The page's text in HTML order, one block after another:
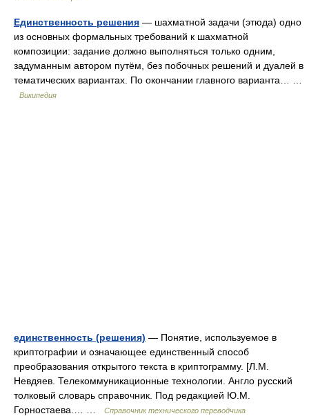
Единственность решения — шахматной задачи (этюда) одно
из основных формальных требований к шахматной
композиции: задание должно выполняться только одним,
задуманным автором путём, без побочных решений и дуалей в
тематических вариантах. По окончании главного варианта… …
Википедия
единственность (решения) — Понятие, используемое в
криптографии и означающее единственный способ
преобразования открытого текста в криптограмму. [Л.М.
Невдяев. Телекоммуникационные технологии. Англо русский
толковый словарь справочник. Под редакцией Ю.М.
Горностаева.… …
Справочник технического переводчика